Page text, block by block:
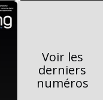
Voir les
derniers
numéros